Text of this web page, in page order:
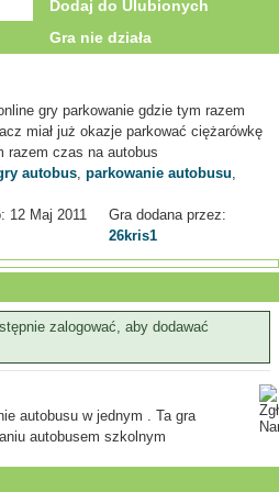
Dodaj do Ulubionych
Gra nie działa
gry parkowanie gdzie tym razem
miał już okazje parkować ciężarówkę
razem czas na autobus
autobus, parkowanie autobusu,
12 Maj 2011
Gra dodana przez:
26kris1
zalogować, aby dodawać
autobusu w jednym . Ta gra
autobusem szkolnym